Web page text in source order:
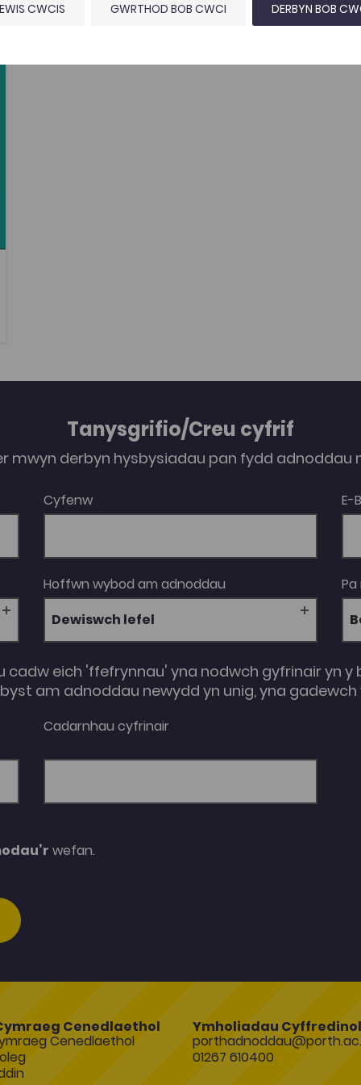
Tanysgrifio/Creu cyfrif
mwyn derbyn hysbysiadau pan fydd adnoddau
Cyfenw E-
Hoffwn wybod am adnoddau
Dewiswch lefel
eich 'ffefrynnau' yna nodwch gyfrinair yn y
am adnoddau newydd yn unig, yna gadewch
Cadarnhau cyfrinair
wefan.
Cenedlaethol
Cenedlaethol
Ymholiadau Cyffredinol
01267 610400
CWCIS GWRTHOD BOB CWCI DERBYN BOB